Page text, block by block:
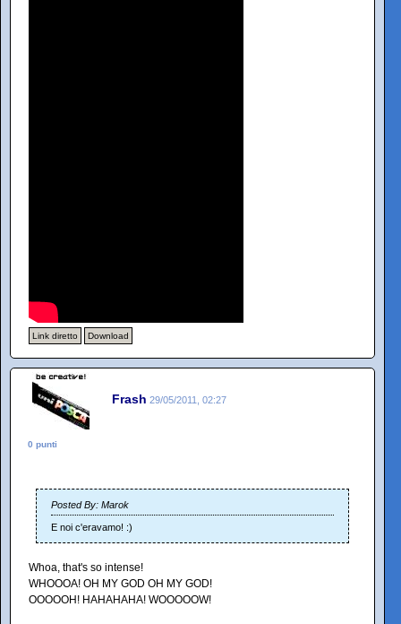
Link diretto Download
Frash 29/05/2011, 02:27
0 punti
Posted By: Marok
E noi c'eravamo! :)
Whoa, that's so intense!
WHOOOA! OH MY GOD OH MY GOD!
OOOOOH! HAHAHAHA! WOOOOOW!